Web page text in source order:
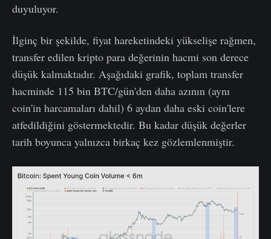
duyuluyor.
İlginç bir şekilde, fiyat hareketindeki yükselişe rağmen,
transfer edilen kripto para değerinin hacmi son derece
düşük kalmaktadır. Aşağıdaki grafik, toplam transfer
hacminde 115 bin BTC/gün'den daha azının (aynı
coin'in harcamaları dahil) 6 aydan daha eski coin'lere
atfedildiğini göstermektedir. Bu kadar düşük değerler
tarih boyunca yalnızca birkaç kez gözlemlenmiştir.